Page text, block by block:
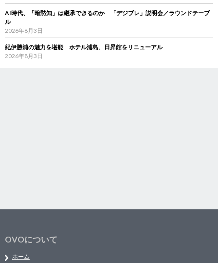
AI時代、「暗黙知」は継承できるのか 「デジブレ」説明会／ラウンドテーブ
ル
2026年8月3日
紀伊勝浦の魅力を堪能 ホテル浦島、日昇館をリニューアル
2026年8月3日
OVOについて
ホーム